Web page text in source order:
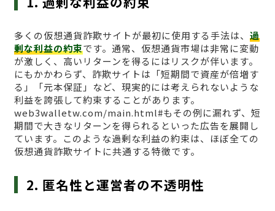
多くの仮想通貨詐欺サイトが最初に使用する手法は、 過
剰な利益の約束です。通常、仮想通貨市場は非常に変動
が激しく、高いリターンを得るにはリスクが伴います。
にもかかわらず、詐欺サイトは「短期間で資産が倍増す
る」「元本保証」など、現実的には考えられないような
利益を誇張して約束することがあります。
web3walletw.com/main.html#もその例に漏れず、短
期間で大きなリターンを得られるといった広告を展開し
ています。このような過剰な利益の約束は、ほぼ全ての
仮想通貨詐欺サイトに共通する特徴です。
2. 匿名性と運営者の不透明性